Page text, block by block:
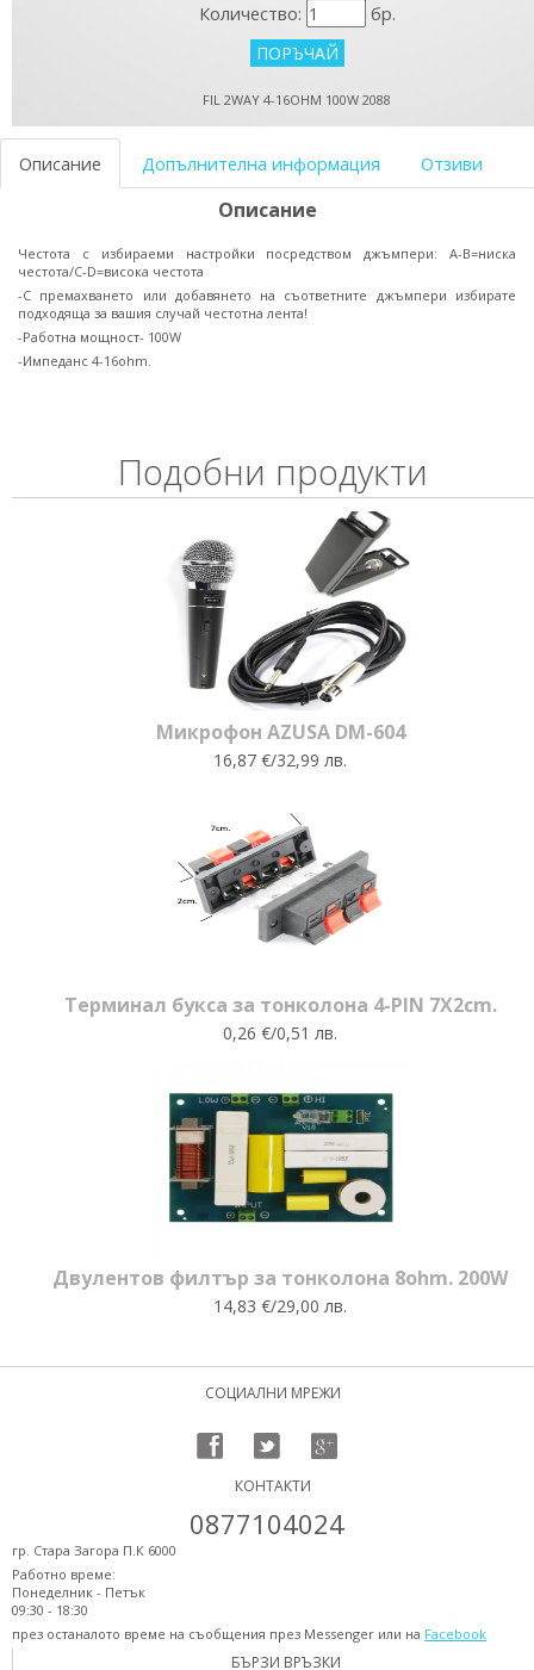
Количество: бр.
FIL 2WAY 4-16OHM 100W 2088
Описание Допълнителна информация Отзиви
Описание
Честота с избираеми настройки посредством джъмпери: A-B=ниска
честота/C-D=висока честота
-С премахването или добавянето на съответните джъмпери избирате
подходяща за вашия случай честотна лента!
-Работна мощност- 100W
-Импеданс 4-16ohm.
Подобни продукти
Микрофон AZUSA DM-604
16,87 €/32,99 лв.
Терминал букса за тонколона 4-PIN 7X2cm.
0,26 €/0,51 лв.
Двулентов филтър за тонколона 8ohm. 200W
14,83 €/29,00 лв.
СОЦИАЛНИ МРЕЖИ
КОНТАКТИ
0877104024
гр. Стара Загора П.К 6000
Работно време:
Понеделник - Петък
09:30 - 18:30
през останалото време на съобщения през Messenger или на Facebook
БЪРЗИ ВРЪЗКИ